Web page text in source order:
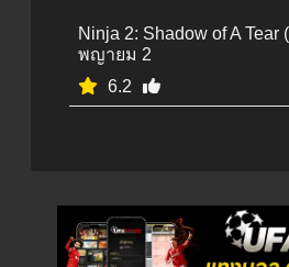
Ninja 2: Shadow of A
พญายม 2
6.2